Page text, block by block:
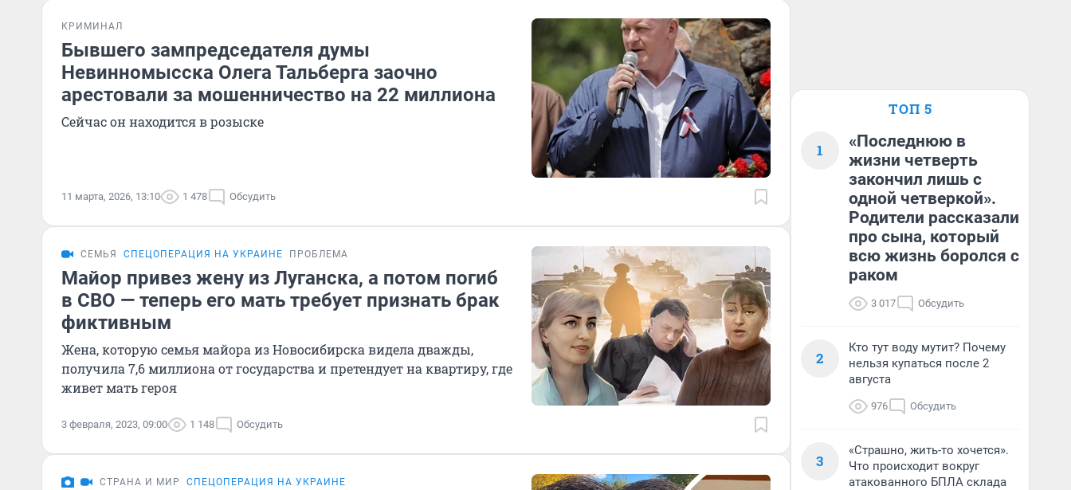
КРИМИНАЛ
Бывшего зампредседателя думы
Невинномысска Олега Тальберга заочно
арестовали за мошенничество на 22 миллиона
Сейчас он находится в розыске
11 марта, 2026, 13:10 1 478 Обсудить
СЕМЬЯ СПЕЦОПЕРАЦИЯ НА УКРАИНЕ ПРОБЛЕМА
Майор привез жену из Луганска, а потом погиб
в СВО — теперь его мать требует признать брак
фиктивным
Жена, которую семья майора из Новосибирска видела дважды,
получила 7,6 миллиона от государства и претендует на квартиру, где
живет мать героя
3 февраля, 2023, 09:00 1 148 Обсудить
СТРАНА И МИР СПЕЦОПЕРАЦИЯ НА УКРАИНЕ
ТОП 5
1
«Последнюю в
жизни четверть
закончил лишь с
одной четверкой».
Родители рассказали
про сына, который
всю жизнь боролся с
раком
3 017 Обсудить
2
Кто тут воду мутит? Почему
нельзя купаться после 2
августа
976 Обсудить
3
«Страшно, жить-то хочется».
Что происходит вокруг
атакованного БПЛА склада